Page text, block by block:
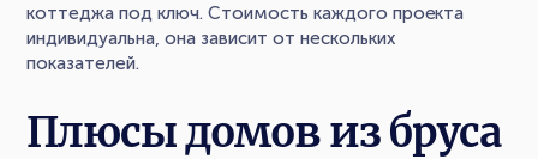
коттеджа под ключ. Стоимость каждого проекта
индивидуальна, она зависит от нескольких
показателей.
Плюсы домов из бруса